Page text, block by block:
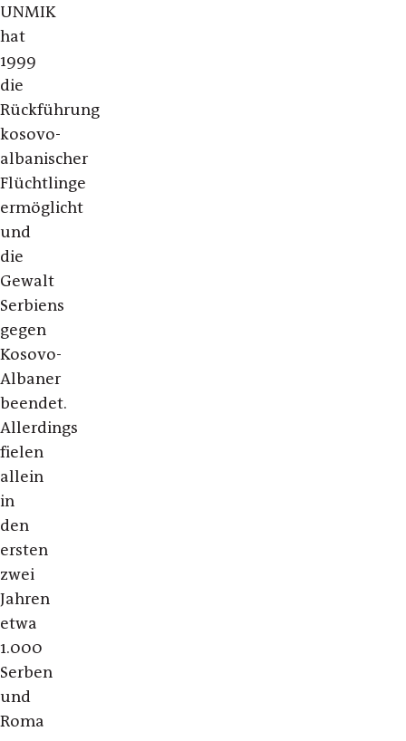
UNMIK
hat
1999
die
Rückführung
kosovo-
albanischer
Flüchtlinge
ermöglicht
und
die
Gewalt
Serbiens
gegen
Kosovo-
Albaner
beendet.
Allerdings
fielen
allein
in
den
ersten
zwei
Jahren
etwa
1.000
Serben
und
Roma